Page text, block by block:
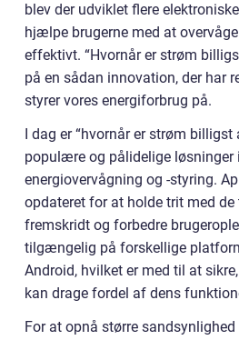
blev der udviklet flere
hjælpe brugerne med at
effektivt. “Hvornår er strøm
på en sådan innovation, der har
styrer vores energiforbrug på.
I dag er “hvornår er strøm billigst
populære og pålidelige løsninger
energiovervågning og -styring.
opdateret for at holde trit med
fremskridt og forbedre
tilgængelig på forskellige
Android, hvilket er med til at
kan drage fordel af dens
For at opnå større